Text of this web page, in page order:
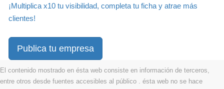
¡Multiplica x10 tu visibilidad, completa tu ficha y atrae más
clientes!
Publica tu empresa
El contenido mostrado en ésta web consiste en información de terceros,
entre otros desde fuentes accesibles al público . ésta web no se hace